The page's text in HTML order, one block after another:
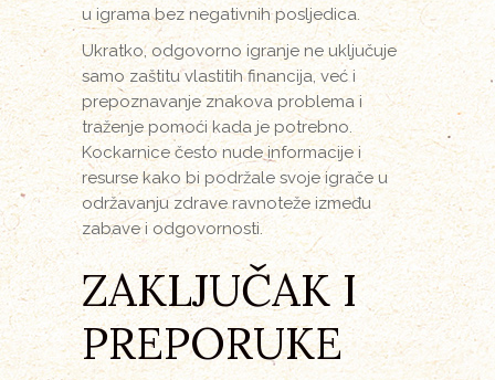
u igrama bez negativnih posljedica.
Ukratko, odgovorno igranje ne uključuje
samo zaštitu vlastitih financija, već i
prepoznavanje znakova problema i
traženje pomoći kada je potrebno.
Kockarnice često nude informacije i
resurse kako bi podržale svoje igrače u
održavanju zdrave ravnoteže između
zabave i odgovornosti.
ZAKLJUČAK I
PREPORUKE